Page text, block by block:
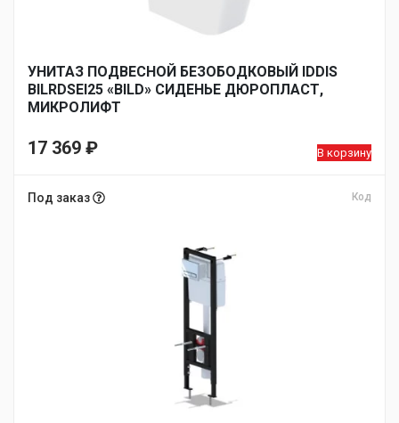
УНИТАЗ ПОДВЕСНОЙ БЕЗОБОДКОВЫЙ IDDIS
BILRDSEI25 «BILD» СИДЕНЬЕ ДЮРОПЛАСТ,
МИКРОЛИФТ
17 369 ₽ В корзину
Под заказ Код